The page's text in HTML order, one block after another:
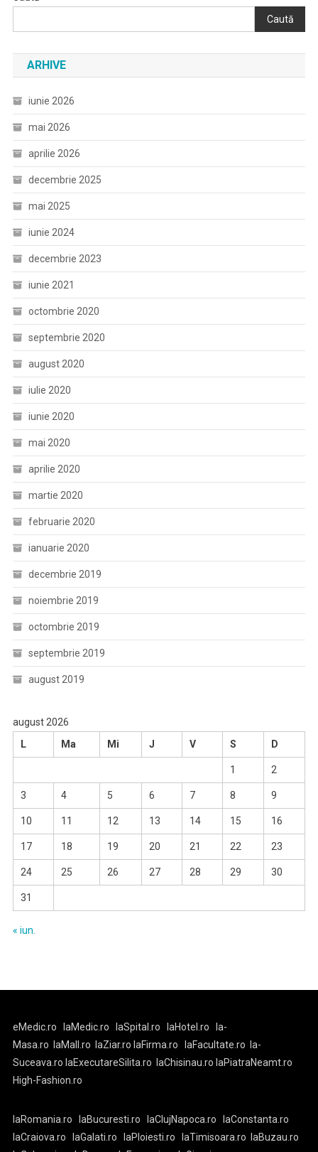
Caută
ARHIVE
iunie 2026
mai 2026
aprilie 2026
decembrie 2025
mai 2025
iunie 2024
decembrie 2023
iunie 2021
octombrie 2020
septembrie 2020
august 2020
iulie 2020
iunie 2020
mai 2020
aprilie 2020
martie 2020
februarie 2020
ianuarie 2020
decembrie 2019
noiembrie 2019
octombrie 2019
septembrie 2019
august 2019
august 2026
L
Ma Mi J V S D
1 2
3 4 5 6 7 8 9
10 11 12 13 14 15 16
17 18 19 20 21 22 23
24 25 26 27 28 29 30
31
« iun.
eMedic.ro laMedic.ro laSpital.ro laHotel.ro
la-
Masa.ro
laMall.ro laZiar.ro laFirma.ro laFacultate.ro
la-
Suceava.ro laExecutareSilita.ro laChisinau.ro laPiatraNeamt.ro
High-Fashion.ro
laRomania.ro laBucuresti.ro laClujNapoca.ro
laConstanta.ro
laCraiova.ro
laGalati.ro laPloiesti.ro laTimisoara.ro
laBuzau.ro